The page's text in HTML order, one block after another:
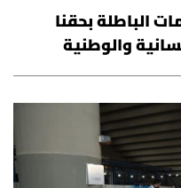
الباطلة بحقنا
والوطنية